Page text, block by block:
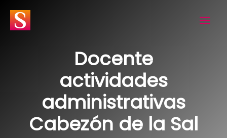
contenido
Docente
actividades
administrativas
Cabezón de la Sal